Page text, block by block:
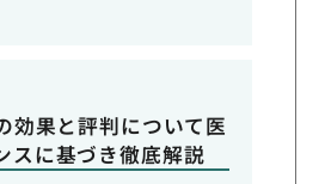
効果と評判について医
スに基づき徹底解説